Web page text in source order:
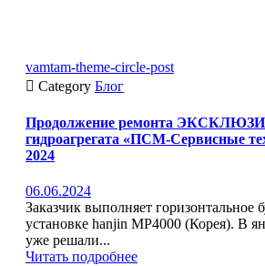
vamtam-theme-circle-post
 Category Блог
Продолжение ремонта
гидроагрегата «ПСМ-Сервисные
2024
06.06.2024
Заказчик выполняет горизонтальное
установке hanjin MP4000 (Корея). В
уже решали...
Читать подробнее